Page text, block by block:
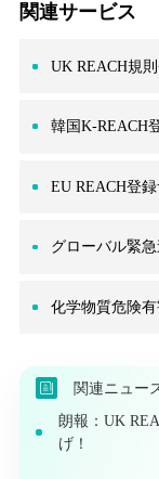
関連サービス
UK REACH規
韓国K-REACH
EU REACH登
グローバル緊
化学物質危険
関連ニュー
朗報：UK
げ！